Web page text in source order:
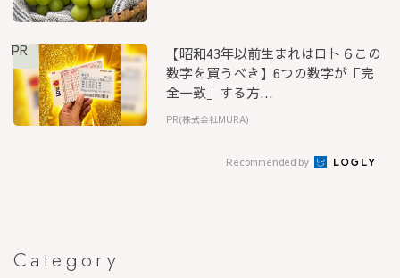
PR
【昭和43年以前生まれはロト６この
数字を買うべき】6つの数字が「完
全一致」する方...
PR(株式会社MURA)
Recommended by
Category